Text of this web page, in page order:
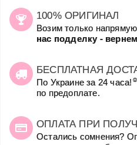
100% ОРИГИНАЛ
Возим только
нас подделку -
БЕСПЛАТНАЯ
По Украине за 24 часа! ☺
по предоплате.
ОПЛАТА ПРИ
Остались сомнения?